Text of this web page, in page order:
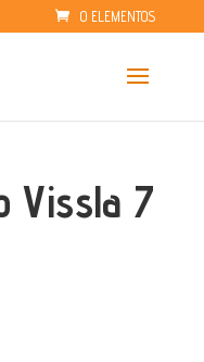
0 ELEMENTOS
Vissla 7